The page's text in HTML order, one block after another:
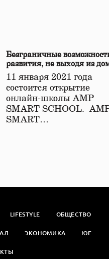
Безграничные
развития, не выходя из
11 января 2021 года
состоится открытие
онлайн-школы АМР
SMART SCHOOL.
SMART…
LIFESTYLE ОБЩЕСТВО
ЭКОНОМИКА ЮГ